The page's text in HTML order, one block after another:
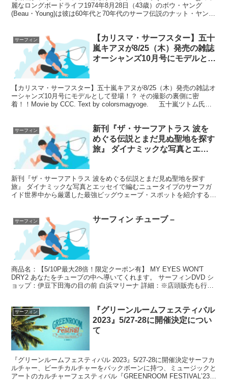
麗なロングボードライフ1974年8月28日（43歳）のボウ・ヤング
(Beau・Young)は彼は60年代と70年代のサーフ伝説のナット・ヤング
サーフィン
【カリスマ・サーフスター】五十
嵐キアヌが8/25（木）発売の雑誌
オーシャンズ10月号にモデルとし
【カリスマ・サーフスター】五十嵐キアヌが8/25（木）発売の雑誌オ
ーシャンズ10月号にモデルとして登場！？ その撮影の裏側に密
着！！Movie by CCC. Text by colorsmagyoge. 五十嵐ツトム氏の
サーフィン
新刊『ザ・サーフアトラス 波を
めぐる伝説とまだ見ぬ聖地を探す
旅』 ダイナミックな写真とエッ
新刊『ザ・サーフアトラス 波をめぐる伝説とまだ見ぬ聖地を探す
旅』 ダイナミックな写真とエッセイで編むニュータイプのサーフガ
イド世界中から厳選した最強ビッグウェーブ・スポットを紹介する新
サーフィン サーフィン チューブ –
商品名：【5/10P最大28倍！限定クーポン有】 MY EYES WON'T
DRY2 あなたをチューブの中へ導いてくれます。 サーフィンDVD シ
ョップ：伊豆下田海の目の前 白浜マリーナ 詳細：※店頭販売も行っ
サーフィン
『グリーンルームフェスティバル
2023』5/27-28に開催決定につい
て
『グリーンルームフェスティバル 2023』5/27-28に開催決定サーフカ
ルチャー、ビーチカルチャーをバックボーンに持つ、ミュージックと
アートのカルチャーフェスティバル『GREENROOM FESTIVALʼ23』